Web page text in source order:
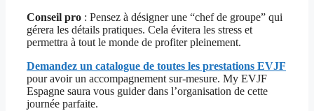
Conseil pro : Pensez à désigner une “chef de groupe” qui
gérera les détails pratiques. Cela évitera les stress et
permettra à tout le monde de profiter pleinement.
Demandez un catalogue de toutes les prestations EVJF
pour avoir un accompagnement sur-mesure. My EVJF
Espagne saura vous guider dans l’organisation de cette
journée parfaite.